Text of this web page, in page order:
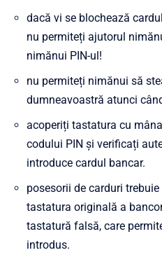
dacă vi se blochează
nu permiteți ajutorul
nimănui PIN-ul!
nu permiteți nimănui să
dumneavoastră atunci
acoperiți tastatura cu
codului PIN și verificați
introduce cardul bancar.
posesorii de carduri
tastatura originală a
tastatură falsă, care
introdus.